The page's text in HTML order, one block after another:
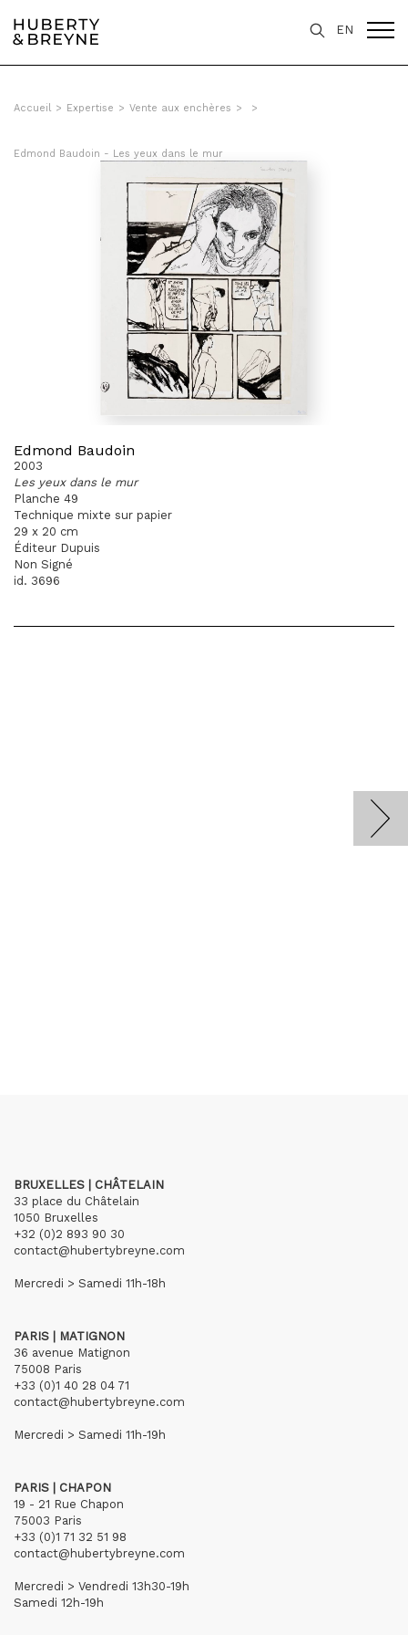
EN
Accueil > Expertise > Vente aux enchères > >
Edmond Baudoin - Les yeux dans le mur
Edmond Baudoin
2003
Les yeux dans le mur
Planche 49
Technique mixte sur papier
29 x 20 cm
Éditeur Dupuis
Non Signé
id. 3696
BRUXELLES | CHÂTELAIN
33 place du Châtelain
1050 Bruxelles
+32 (0)2 893 90 30
contact@hubertybreyne.com
Mercredi > Samedi 11h-18h
PARIS | MATIGNON
36 avenue Matignon
75008 Paris
+33 (0)1 40 28 04 71
contact@hubertybreyne.com
Mercredi > Samedi 11h-19h
PARIS | CHAPON
19 - 21 Rue Chapon
75003 Paris
+33 (0)1 71 32 51 98
contact@hubertybreyne.com
Mercredi > Vendredi 13h30-19h
Samedi 12h-19h